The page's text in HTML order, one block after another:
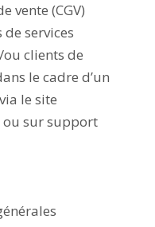
vente (CGV)
services
clients de
le cadre d’un
le site
sur support